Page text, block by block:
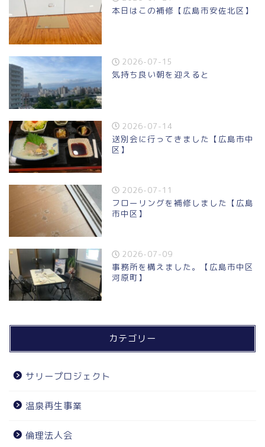
本日はこの補修【広島市安佐北区】
2026-07-15
気持ち良い朝を迎えると
2026-07-14
送別会に行ってきました【広島市中
区】
2026-07-11
フローリングを補修しました【広島
市中区】
2026-07-09
事務所を構えました。【広島市中区
河原町】
カテゴリー
サリープロジェクト
温泉再生事業
倫理法人会